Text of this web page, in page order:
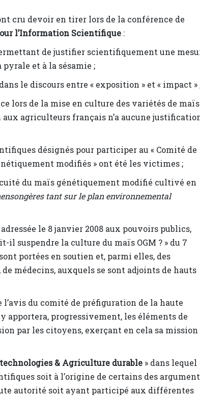
cru devoir en tirer lors de la conférence de
l’Information Scientifique :
de justifier scientifiquement une
et à la sésamie ;
le discours entre « exposition » et « impact »
lors de la mise en culture des variétés de maïs
agriculteurs français n’a aucune
désignés pour participer au « Comité de
modifiés » ont été les victimes ;
du maïs génétiquement modifié cultivé en
tant sur le plan environnemental
le 8 janvier 2008 aux pouvoirs publics,
suspendre la culture du maïs OGM ? » du 7
portées en soutien et, parmi elles, des
médecins, auxquels se sont adjoints de hauts
du comité de préfiguration de la haute
progressivement, les éléments de
par les citoyens, exerçant en cela sa mission
& Agriculture durable » dans lequel
soit à l’origine de certains des
autorité soit ayant participé aux différentes